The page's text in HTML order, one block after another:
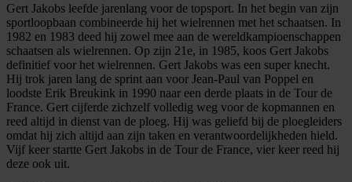
Gert Jakobs leefde jarenlang voor de topsport. In het begin van zijn
sportloopbaan combineerde hij het wielrennen met het schaatsen. In
1982 en 1983 deed hij zowel mee aan de wereldkampioenschappen
schaatsen als wielrennen. Op zijn 21e, in 1985, koos Gert Jakobs
definitief voor het wielrennen. Gert Jakobs was een super knecht.
Hij trok jaren lang de sprint aan voor Jean-Paul van Poppel en
loodste Erik Breukink in 1990 naar een derde plaats in de Tour de
France. Gert cijferde zichzelf volledig weg voor de kopmannen en
reed altijd in dienst van de ploeg. Hij was geliefd bij de ploegleiders
omdat hij zich altijd aan zijn taken en verantwoordelijkheden hield.
Vijf keer startte Gert Jakobs in de Tour de France, vier keer reed hij
deze ook uit.